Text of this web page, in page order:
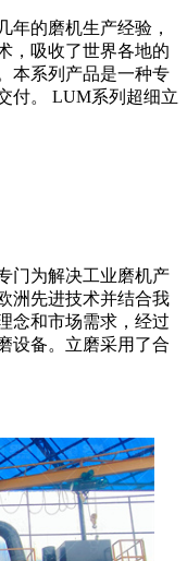
年的磨机生产经验，
，吸收了世界各地的
本系列产品是一种专
付。 LUM系列超细立
门为解决工业磨机产
洲先进技术并结合我
念和市场需求，经过
设备。立磨采用了合